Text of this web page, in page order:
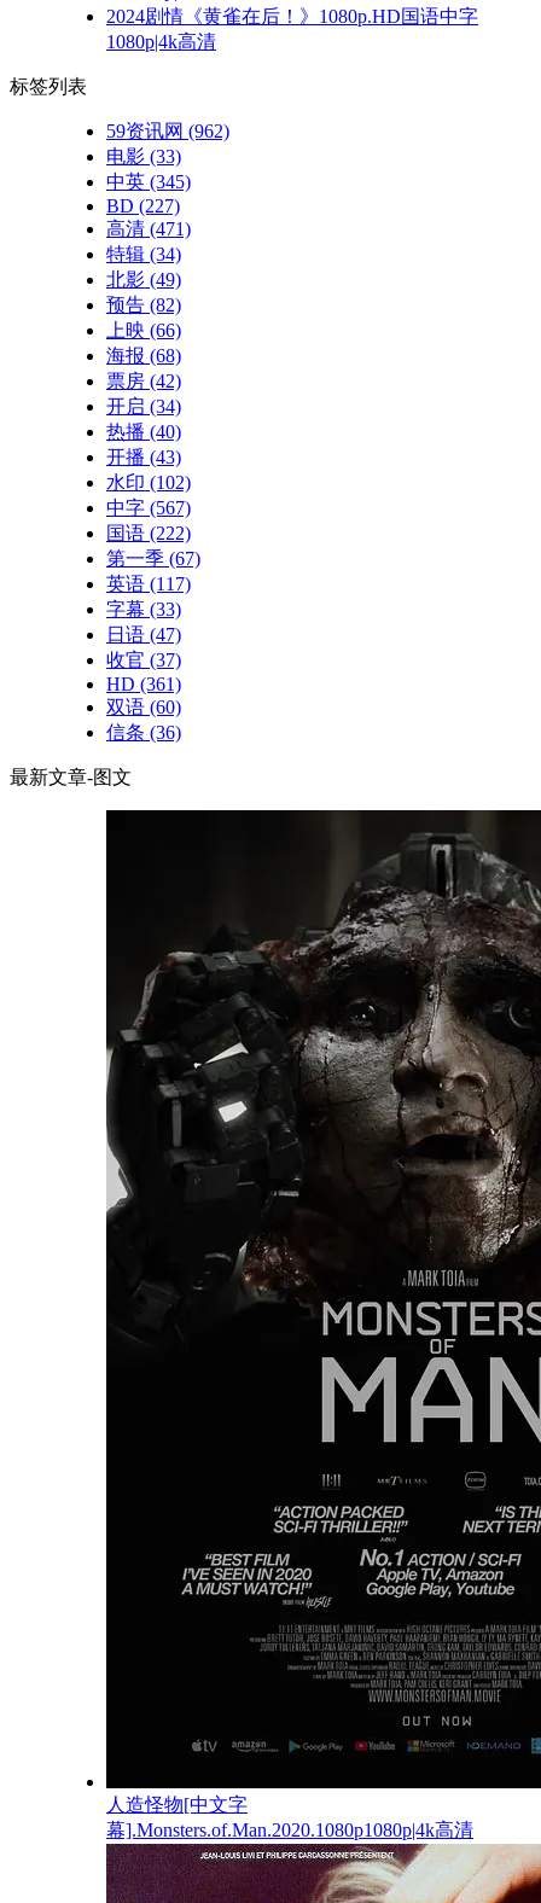
2024剧情《黄雀在后！》1080p.HD国语中字
1080p|4k高清
标签列表
59资讯网 (962)
电影 (33)
中英 (345)
BD (227)
高清 (471)
特辑 (34)
北影 (49)
预告 (82)
上映 (66)
海报 (68)
票房 (42)
开启 (34)
热播 (40)
开播 (43)
水印 (102)
中字 (567)
国语 (222)
第一季 (67)
英语 (117)
字幕 (33)
日语 (47)
收官 (37)
HD (361)
双语 (60)
信条 (36)
最新文章-图文
人造怪物[中文字
幕].Monsters.of.Man.2020.1080p1080p|4k高清